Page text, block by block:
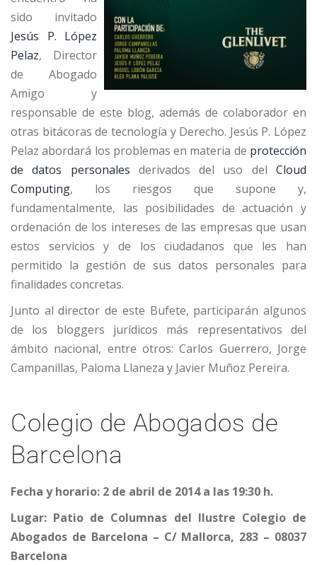
sido invitado
Jesús P. López
Pelaz, Director
de Abogado
Amigo y
responsable de este blog, además de colaborador en
otras bitácoras de tecnología y Derecho. Jesús P. López
Pelaz abordará los problemas en materia de protección
de datos personales derivados del uso delCloud
Computing, los riesgos que supone y,
fundamentalmente, las posibilidades de actuación y
ordenación de los intereses de las empresas que usan
estos servicios y de los ciudadanos que les han
permitido la gestión de sus datos personales para
finalidades concretas.
Junto al director de este Bufete, participarán algunos
de los bloggers jurídicos más representativos del
ámbito nacional, entre otros: Carlos Guerrero, Jorge
Campanillas, Paloma Llaneza y Javier Muñoz Pereira.
Colegio de Abogados de
Barcelona
Fecha y horario: 2 de abril de 2014 a las 19:30 h.
Lugar: Patio de Columnas del Ilustre Colegio de
Abogados de Barcelona – C/ Mallorca, 283 – 08037
Barcelona